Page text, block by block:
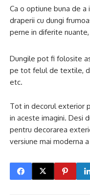
Ca o optiune buna de a
draperii cu dungi
perne in diferite
Dungile pot fi folosite
pe tot felul de textile,
etc.
Tot in decorul exterior
in aceste imagini. Desi
pentru decorarea
versiune mai moderna